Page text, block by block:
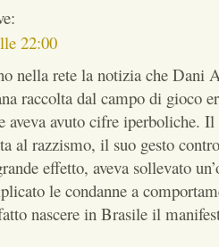
22:00
nella rete la notizia che Dani
raccolta dal campo di gioco
aveva avuto cifre iperboliche.
al razzismo, il suo gesto
effetto, aveva sollevato
le condanne a
nascere in Brasile il